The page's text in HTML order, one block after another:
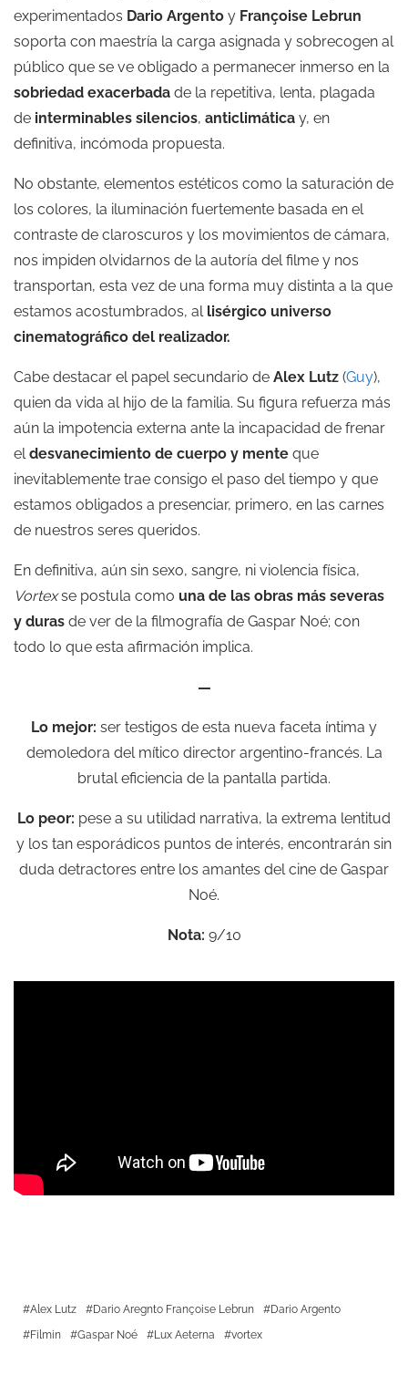
experimentados Dario Argento y Françoise Lebrun
soporta con maestría la carga asignada y sobrecogen al
público que se ve obligado a permanecer inmerso en la
sobriedad exacerbada de la repetitiva, lenta, plagada
de interminables silencios, anticlimática y, en
definitiva, incómoda propuesta.
No obstante, elementos estéticos como la saturación de
los colores, la iluminación fuertemente basada en el
contraste de claroscuros y los movimientos de cámara,
nos impiden olvidarnos de la autoría del filme y nos
transportan, esta vez de una forma muy distinta a la que
estamos acostumbrados, al lisérgico universo
cinematográfico del realizador.
Cabe destacar el papel secundario de Alex Lutz (Guy),
quien da vida al hijo de la familia. Su figura refuerza más
aún la impotencia externa ante la incapacidad de frenar
eldesvanecimiento de cuerpo y mente que
inevitablemente trae consigo el paso del tiempo y que
estamos obligados a presenciar, primero, en las carnes
de nuestros seres queridos.
En definitiva, aún sin sexo, sangre, ni violencia física,
Vortexse postula como una de las obras más severas
y duras de ver de la filmografía de Gaspar Noé; con
todo lo que esta afirmación implica.
—
Lo mejor: ser testigos de esta nueva faceta íntima y
demoledora del mítico director argentino-francés. La
brutal eficiencia de la pantalla partida.
Lo peor: pese a su utilidad narrativa, la extrema lentitud
y los tan esporádicos puntos de interés, encontrarán sin
duda detractores entre los amantes del cine de Gaspar
Noé.
Nota: 9/10
Alex Lutz Dario Aregnto Françoise Lebrun
Dario Argento
Filmin
Gaspar Noé Lux Aeterna vortex